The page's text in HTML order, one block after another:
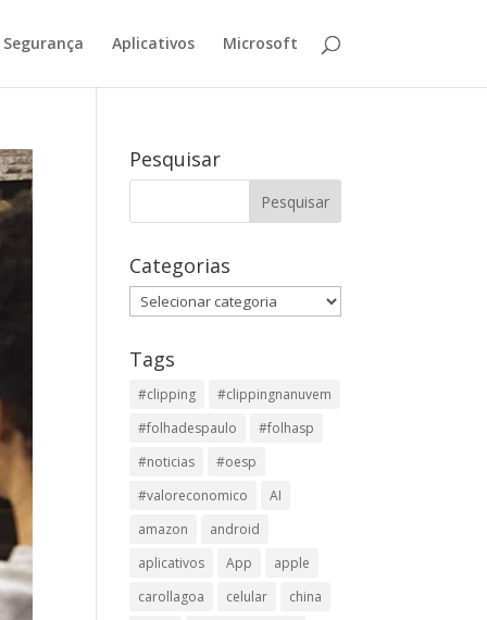
Segurança Aplicativos Microsoft
Pesquisar
Categorias
Categorias
Tags
#clipping
#clippingnanuvem
#folhadespaulo
#folhasp
#noticias
#oesp
#valoreconomico
AI
amazon
android
aplicativos
App
apple
carollagoa
celular
china